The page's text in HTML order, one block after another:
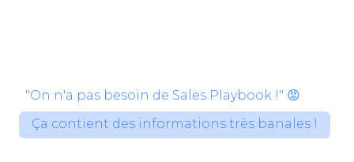
"On n'a pas besoin de Sales Playbook !" 😡
Ça contient des informations très banales !